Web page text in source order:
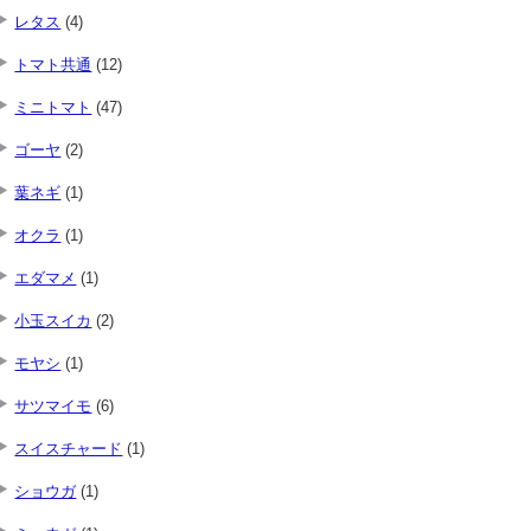
レタス (4)
トマト共通 (12)
ミニトマト (47)
ゴーヤ (2)
葉ネギ (1)
オクラ (1)
エダマメ (1)
小玉スイカ (2)
モヤシ (1)
サツマイモ (6)
スイスチャード (1)
ショウガ(1)